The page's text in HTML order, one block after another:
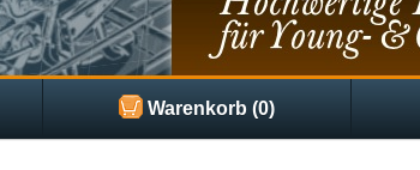
Warenkorb (0)